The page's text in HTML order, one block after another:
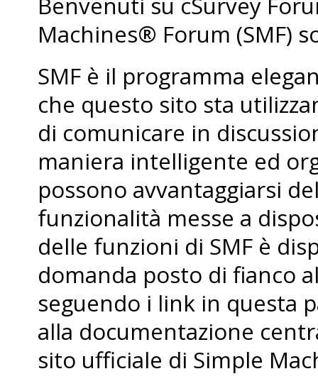
Machines® Forum (SMF)
SMF è il programma
che questo sito sta
di comunicare in
maniera intelligente ed
possono avvantaggiarsi
funzionalità messe a
delle funzioni di SMF è
domanda posto di fianco
seguendo i link in questa
alla documentazione
sito ufficiale di Simple